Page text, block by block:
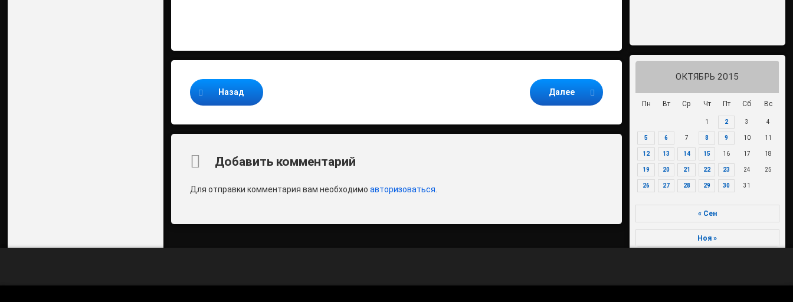
Продолжайте читать
Назад Далее
Комментарии
Добавить комментарий
Для отправки комментария вам необходимоавторизоваться
ОКТЯБРЬ 2015
Пн Вт Ср Чт Пт Сб Вс
1 2 3 4
5 6 7 8 9 10 11
12 13 14 15 16 17 18
19 20 21 22 23 24 25
26 27 28 29 30 31
« Сен
Ноя »